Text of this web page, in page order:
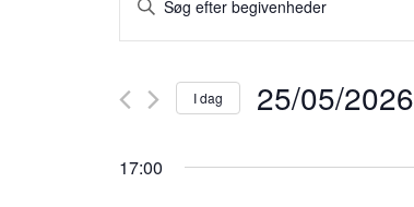
Search
and
Views
Navigation
nøgleord.
Søg
Begivenheder
I dag 25/05/2026
17:00